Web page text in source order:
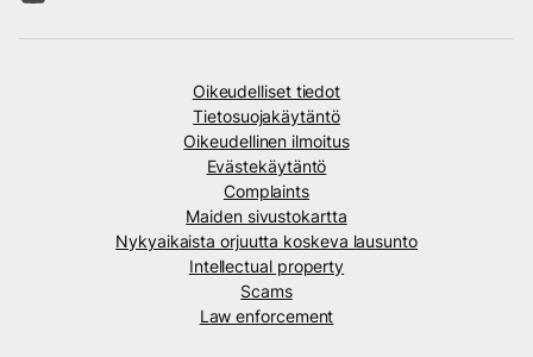
Oikeudelliset tiedot
Tietosuojakäytäntö
Oikeudellinen ilmoitus
Evästekäytäntö
Complaints
Maiden sivustokartta
Nykyaikaista orjuutta koskeva lausunto
Intellectual property
Scams
Law enforcement